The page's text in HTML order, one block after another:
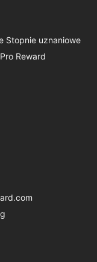
Stopnie uznaniowe
Reward